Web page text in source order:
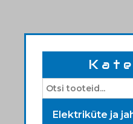
Elektriküte ja